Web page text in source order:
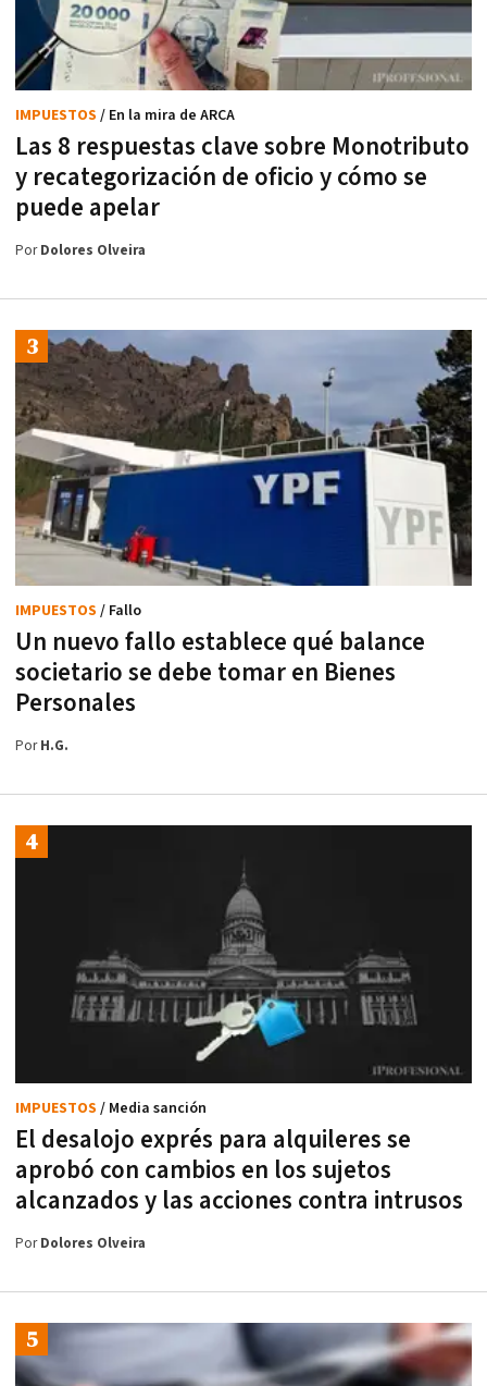
Las 8 respuestas clave sobre Monotributo
y recategorización de oficio y cómo se
puede apelar
IMPUESTOS / En la mira de ARCA
PorDolores Olveira
Un nuevo fallo establece qué balance
societario se debe tomar en Bienes
Personales
IMPUESTOS / Fallo
PorH.G.
El desalojo exprés para alquileres se
aprobó con cambios en los sujetos
alcanzados y las acciones contra intrusos
IMPUESTOS / Media sanción
PorDolores Olveira